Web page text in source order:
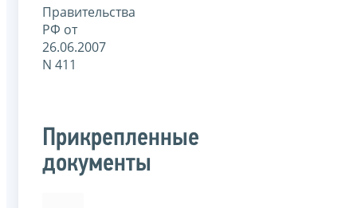
Правительства
РФ от
26.06.2007
N 411
Прикрепленные
документы